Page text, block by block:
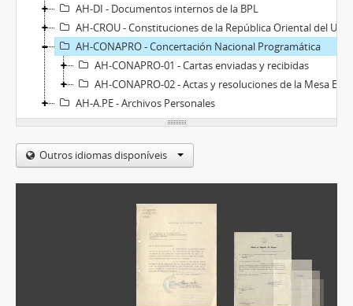
AH-DI - Documentos internos de la BPL
AH-CROU - Constituciones de la República Oriental del Uruguay
AH-CONAPRO - Concertación Nacional Programática
AH-CONAPRO-01 - Cartas enviadas y recibidas
AH-CONAPRO-02 - Actas y resoluciones de la Mesa Ejecutiva
AH-A.PE - Archivos Personales
Outros idiomas disponíveis